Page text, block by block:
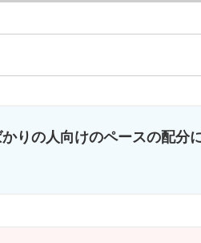
りの人向けのペースの配分